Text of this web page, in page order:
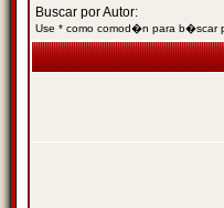
Buscar por Autor:
Use * como comod�n para b�scar